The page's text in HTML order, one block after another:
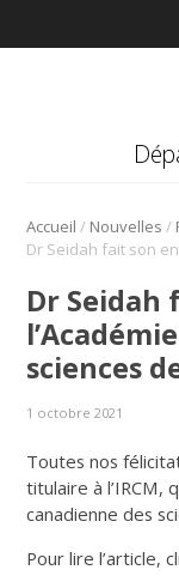
Accueil / Nouvelles /
Dr Seidah
sciences
1 octobre 2021
Toutes nos
titulaire à l’IRCM,
canadienne des
Pour lire l’article,